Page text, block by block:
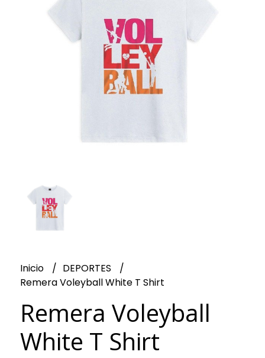
Inicio
DEPORTES
Remera Voleyball White T Shirt
Remera Voleyball
White T Shirt